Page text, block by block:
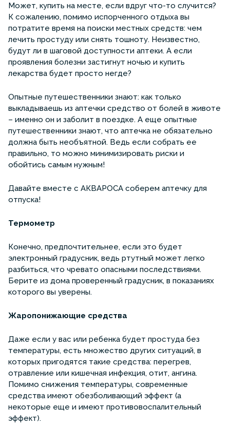
Может, купить на месте, если вдруг что-то случится?
К сожалению, помимо испорченного отдыха вы
потратите время на поиски местных средств: чем
лечить простуду или снять тошноту. Неизвестно,
будут ли в шаговой доступности аптеки. А если
проявления болезни застигнут ночью и купить
лекарства будет просто негде?
Опытные путешественники знают: как только
выкладываешь из аптечки средство от болей в животе
– именно он и заболит в поездке. А еще опытные
путешественники знают, что аптечка не обязательно
должна быть необъятной. Ведь если собрать ее
правильно, то можно минимизировать риски и
обойтись самым нужным!
Давайте вместе с АКВАРОСА соберем аптечку для
отпуска!
Термометр
Конечно, предпочтительнее, если это будет
электронный градусник, ведь ртутный может легко
разбиться, что чревато опасными последствиями.
Берите из дома проверенный градусник, в показаниях
которого вы уверены.
Жаропонижающие средства
Даже если у вас или ребенка будет простуда без
температуры, есть множество других ситуаций, в
которых пригодятся такие средства: перегрев,
отравление или кишечная инфекция, отит, ангина.
Помимо снижения температуры, современные
средства имеют обезболивающий эффект (а
некоторые еще и имеют противовоспалительный
эффект).